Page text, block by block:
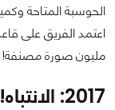
الحوسبة المتاحة
مليون صورة مصنفة!
2017: الانتباه!